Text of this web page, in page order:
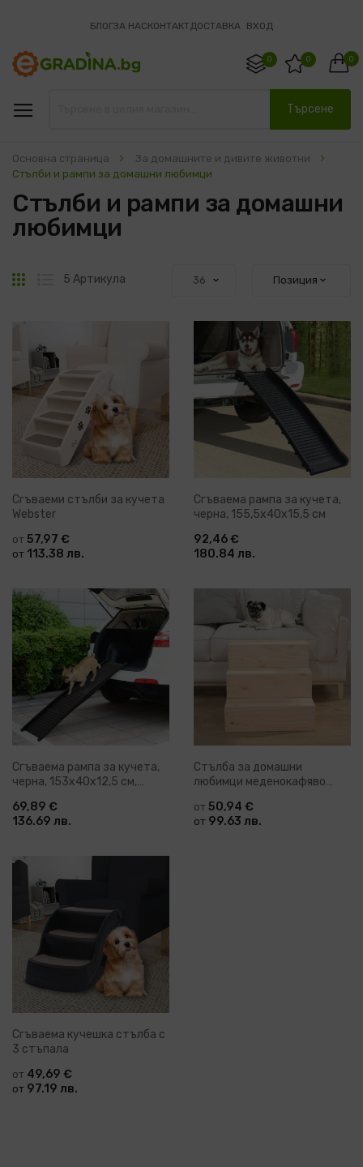
БЛОГЗА НАСКОНТАКТДОСТАВКА ВХОД
0
0 0
Търсене
Основна страница
За домашните и дивите животни
Стълби и рампи за домашни любимци
Стълби и рампи за домашни
любимци
РешеткаСписък
5 Артикула
Сгъваеми стълби за кучета
Webster
от 57,97 €
от 113.38 лв.
Сгъваема рампа за кучета,
черна, 155,5x40x15,5 см
92,46 €
180.84 лв.
Сгъваема рампа за кучета,
черна, 153x40x12,5 см,
69,89 €
136.69 лв.
Стълба за домашни
любимци меденокафяво
от 50,94 €
от 99.63 лв.
Сгъваема кучешка стълба с
3 стъпала
от 49,69 €
от 97.19 лв.